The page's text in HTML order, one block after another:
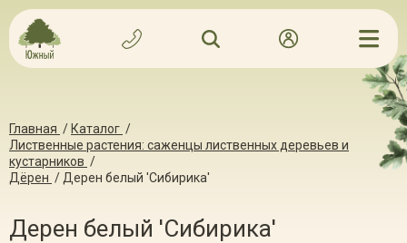
Главная / Каталог /
Лиственные растения: саженцы лиственных деревьев и
кустарников /
Дёрен / Дерен белый 'Сибирика'
Дерен белый 'Сибирика'